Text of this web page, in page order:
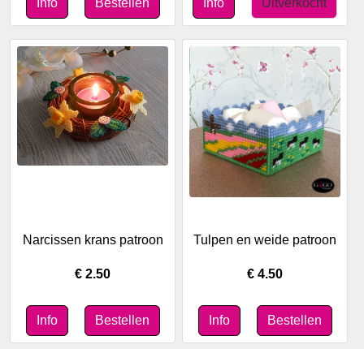
Narcissen krans patroon
€ 2.50
Tulpen en weide patroon
€ 4.50